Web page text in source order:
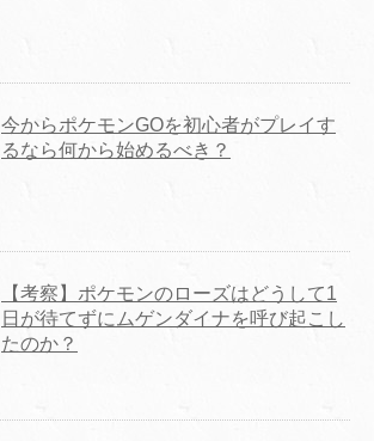
今からポケモンGOを初心者がプレイす
るなら何から始めるべき？
【考察】ポケモンのローズはどうして1
日が待てずにムゲンダイナを呼び起こし
たのか？